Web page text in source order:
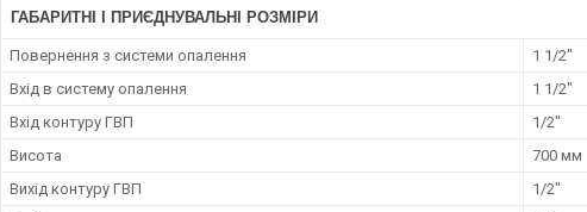
ГАБАРИТНІ І ПРИЄДНУВАЛЬНІ РОЗМІРИ
Повернення з системи опалення
1 1/2"
Вхід в систему опалення
1 1/2"
Вхід контуру ГВП
1/2"
Висота
700 мм
Вихід контуру ГВП
1/2"